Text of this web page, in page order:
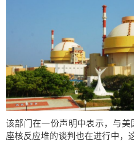
该部门在一份声明中表示，与美
座核反应堆的谈判也在进行中，